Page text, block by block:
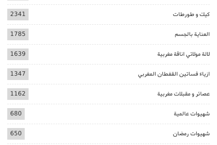
كيك و طورطات 2341
العناية بالجسم 1785
لالة مولاتي اناقة مغربية 1639
ازياء فساتين القفطان المغربي 1347
عصائر و مقبلات مغربية 1162
شهيوات عالمية 680
شهيوات رمضان 650